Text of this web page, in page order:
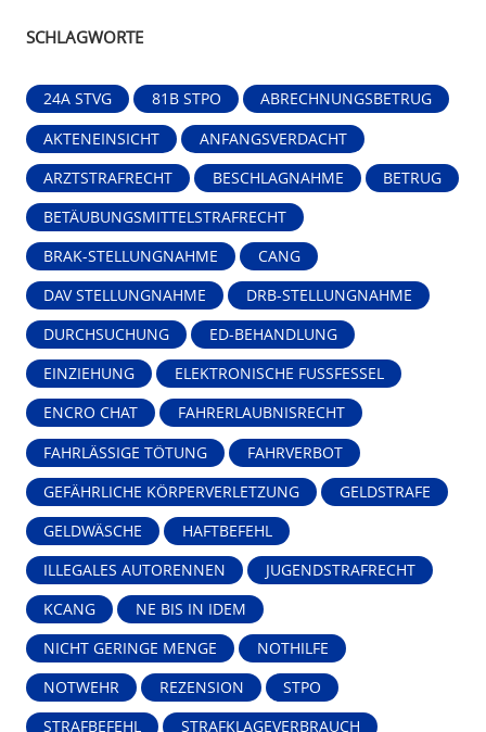
SCHLAGWORTE
24A STVG 81B STPO ABRECHNUNGSBETRUG
AKTENEINSICHT ANFANGSVERDACHT
ARZTSTRAFRECHT BESCHLAGNAHME BETRUG
BETÄUBUNGSMITTELSTRAFRECHT
BRAK-STELLUNGNAHME CANG
DAV STELLUNGNAHME DRB-STELLUNGNAHME
DURCHSUCHUNG ED-BEHANDLUNG
EINZIEHUNG ELEKTRONISCHE FUSSFESSEL
ENCRO CHAT FAHRERLAUBNISRECHT
FAHRLÄSSIGE TÖTUNG FAHRVERBOT
GEFÄHRLICHE KÖRPERVERLETZUNG GELDSTRAFE
GELDWÄSCHE HAFTBEFEHL
ILLEGALES AUTORENNEN JUGENDSTRAFRECHT
KCANG NE BIS IN IDEM
NICHT GERINGE MENGE NOTHILFE
NOTWEHR REZENSION STPO
STRAFBEFEHL STRAFKLAGEVERBRAUCH